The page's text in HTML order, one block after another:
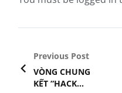
Previous Post
VÒNG CHUNG
KẾT “HACK